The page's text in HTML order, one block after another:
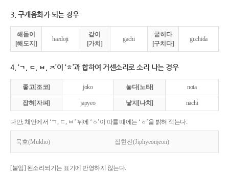
3. 구개음화가 되는 경우
해돋이
[해도지]
haedoji
같이
[가치]
gachi
굳히다
[구치다]
guchida
4. ‘ㄱ, ㄷ, ㅂ, ㅈ’이 ‘ㅎ’과 합하여 거센소리로 소리 나는 경우
좋고[조코] joko 놓다[노타] nota
잡혀[자펴] japyeo 낳지[나치] nachi
다만, 체언에서 ‘ㄱ, ㄷ, ㅂ’ 뒤에 ‘ㅎ’이 따를 때에는 ‘ㅎ’을 밝혀 적는다.
묵호(Mukho) 집현전(Jiphyeonjeon)
[붙임] 된소리되기는 표기에 반영하지 않는다.